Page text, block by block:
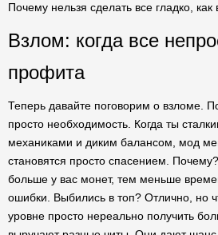
Почему нельзя сделать все гладко, как
Взлом: когда все
профита
Теперь давайте поговорим о взломе.
просто необходимость. Когда ты
механиками и диким балансом, мод
становятся просто спасением.
больше у вас монет, тем меньше
ошибки. Выбились в топ? Отлично, но
уровне просто нереально получить